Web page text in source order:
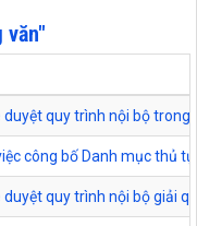
văn"
duyệt quy trình nội bộ
công bố Danh mục thủ
duyệt quy trình nội bộ giải